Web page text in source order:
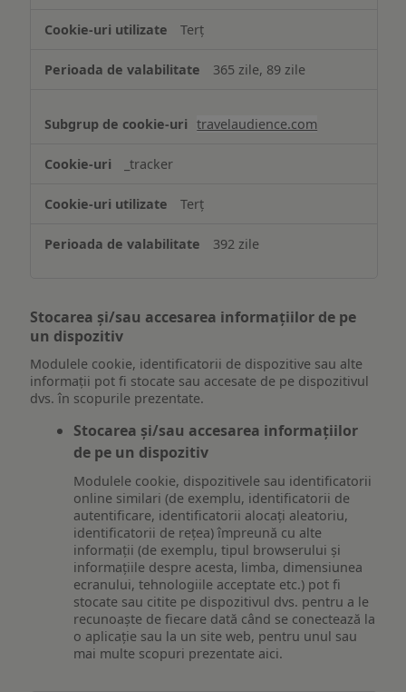
Terț
365 zile, 89 zile
travelaudience.com
_tracker
Terț
392 zile
Stocarea și/sau accesarea informațiilor de pe
un dispozitiv
Modulele cookie, identificatorii de dispozitive sau alte
informații pot fi stocate sau accesate de pe dispozitivul
dvs. în scopurile prezentate.
Stocarea și/sau accesarea informațiilor
de pe un dispozitiv
Modulele cookie, dispozitivele sau identificatorii
online similari (de exemplu, identificatorii de
autentificare, identificatorii alocați aleatoriu,
identificatorii de rețea) împreună cu alte
informații (de exemplu, tipul browserului și
informațiile despre acesta, limba, dimensiunea
ecranului, tehnologiile acceptate etc.) pot fi
stocate sau citite pe dispozitivul dvs. pentru a le
recunoaște de fiecare dată când se conectează la
o aplicație sau la un site web, pentru unul sau
mai multe scopuri prezentate aici.